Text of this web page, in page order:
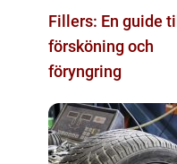
Fillers: En guide till
försköning och
föryngring